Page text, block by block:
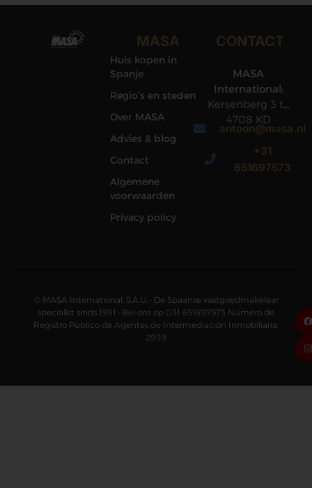
MASA
Huis kopen in
Spanje
Regio’s en steden
Over MASA
Advies & blog
Contact
Algemene
voorwaarden
Privacy policy
CONTACT
MASA
International:
Kersenberg 3 te
4708 KD
Roosendaal
antoon@masa.nl
+31
651697573
© MASA International, S.A.U. • De Spaanse vastgoedmakelaar
specialist sinds 1981 • Bel ons op 031 651697573 Número de
Registro Público de Agentes de Intermediación Inmobiliaria:
2939